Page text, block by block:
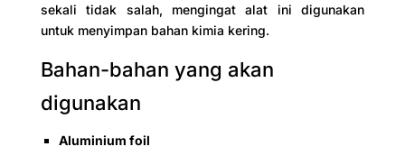
sekali tidak salah, mengingat alat ini digunakan
untuk menyimpan bahan kimia kering.
Bahan-bahan yang akan
digunakan
Aluminium foil